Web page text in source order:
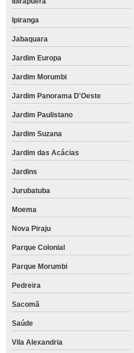
Ipiranga
Jabaquara
Jardim Europa
Jardim Morumbi
Jardim Panorama D'Oeste
Jardim Paulistano
Jardim Suzana
Jardim das Acácias
Jardins
Jurubatuba
Moema
Nova Piraju
Parque Colonial
Parque Morumbi
Pedreira
Sacomã
Saúde
Vila Alexandria